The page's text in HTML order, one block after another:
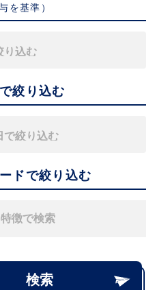
を基準）
絞り込む
ドで絞り込む
検索